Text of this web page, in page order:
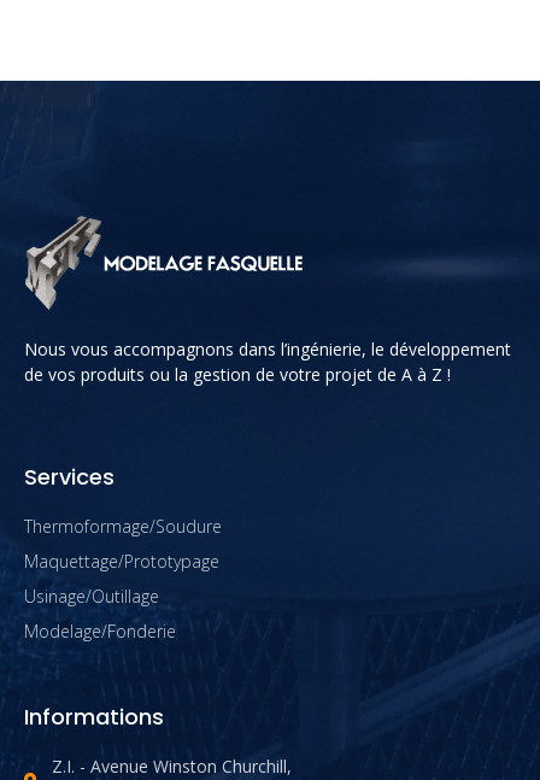
Nous vous accompagnons dans l’ingénierie, le développement
de vos produits ou la gestion de votre projet de A à Z !
Services
Thermoformage/Soudure
Maquettage/Prototypage
Usinage/Outillage
Modelage/Fonderie
Informations
Z.I. - Avenue Winston Churchill,